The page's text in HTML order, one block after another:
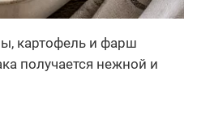
картофель и фарш
получается нежной и